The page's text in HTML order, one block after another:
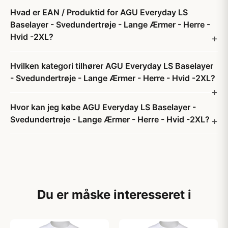
Hvad er EAN / Produktid for AGU Everyday LS
Baselayer - Svedundertrøje - Lange Ærmer - Herre -
Hvid -2XL?
Hvilken kategori tilhører AGU Everyday LS Baselayer
- Svedundertrøje - Lange Ærmer - Herre - Hvid -2XL?
Hvor kan jeg købe AGU Everyday LS Baselayer -
Svedundertrøje - Lange Ærmer - Herre - Hvid -2XL?
Du er måske interesseret i